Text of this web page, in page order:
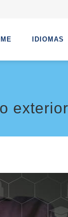
IDIOMAS
exterior